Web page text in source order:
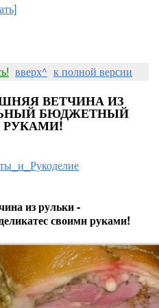
вверх^ к полной версии
ВЕТЧИНА ИЗ
БЮДЖЕТНЫЙ
РУКАМИ!
из рульки -
своими руками!